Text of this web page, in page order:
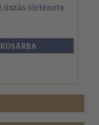
KOSÁRBA